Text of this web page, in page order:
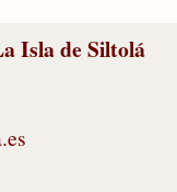
Isla de Siltolá